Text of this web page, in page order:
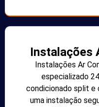
Instalações
Instalações Ar
especializado
condicionado split e
uma instalação